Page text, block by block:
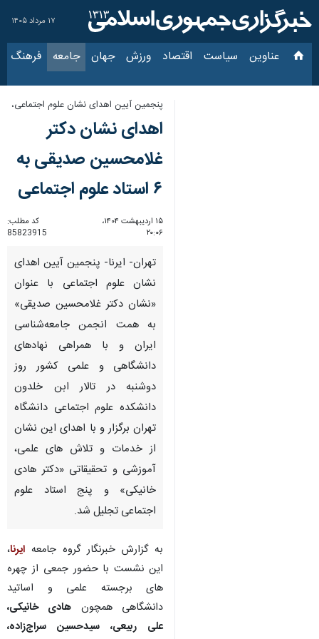
۱۷ مرداد ۱۴۰۵
عناوین‌ سیاست اقتصاد ورزش جهان جامعه فرهنگ
پنجمین آیین اهدای نشان علوم اجتماعی،
اهدای نشان دکتر
غلامحسین صدیقی به
۶ استاد علوم اجتماعی
۱۵ اردیبهشت ۱۴۰۴،
۲۰:۰۶
کد مطلب:
85823915
تهران- ایرنا- پنجمین آیین اهدای
نشان علوم اجتماعی با عنوان
«نشان دکتر غلامحسین صدیقی»
به همت انجمن جامعه‌شناسی
ایران و با همراهی نهادهای
دانشگاهی و علمی کشور روز
دوشنبه در تالار ابن خلدون
دانشکده علوم اجتماعی دانشگاه
تهران برگزار و با اهدای این نشان
از خدمات و تلاش های علمی،
آموزشی و تحقیقاتی «دکتر هادی
خانیکی» و پنج استاد علوم
اجتماعی تجلیل شد.
به گزارش خبرنگار گروه جامعه ایرنا،
این نشست با حضور جمعی از چهره
های برجسته علمی و اساتید
دانشگاهی همچون هادی خانیکی،
علی ربیعی، سیدحسین سراج‌زاده،